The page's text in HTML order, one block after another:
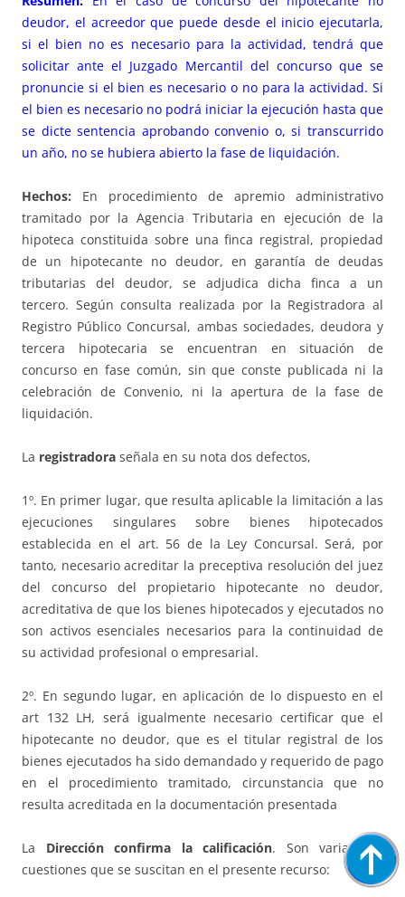
deudor, el acreedor que puede desde el inicio ejecutarla,
si el bien no es necesario para la actividad, tendrá que
solicitar ante el Juzgado Mercantil del concurso que se
pronuncie si el bien es necesario o no para la actividad. Si
el bien es necesario no podrá iniciar la ejecución hasta que
se dicte sentencia aprobando convenio o, si transcurrido
un año, no se hubiera abierto la fase de liquidación.
Hechos: En procedimiento de apremio administrativo
tramitado por la Agencia Tributaria en ejecución de la
hipoteca constituida sobre una finca registral, propiedad
de un hipotecante no deudor, en garantía de deudas
tributarias del deudor, se adjudica dicha finca a un
tercero. Según consulta realizada por la Registradora al
Registro Público Concursal, ambas sociedades, deudora y
tercera hipotecaria se encuentran en situación de
concurso en fase común, sin que conste publicada ni la
celebración de Convenio, ni la apertura de la fase de
liquidación.
La registradora señala en su nota dos defectos,
1º. En primer lugar, que resulta aplicable la limitación a las
ejecuciones singulares sobre bienes hipotecados
establecida en el art. 56 de la Ley Concursal. Será, por
tanto, necesario acreditar la preceptiva resolución del juez
del concurso del propietario hipotecante no deudor,
acreditativa de que los bienes hipotecados y ejecutados no
son activos esenciales necesarios para la continuidad de
su actividad profesional o empresarial.
2º. En segundo lugar, en aplicación de lo dispuesto en el
art 132 LH, será igualmente necesario certificar que el
hipotecante no deudor, que es el titular registral de los
bienes ejecutados ha sido demandado y requerido de pago
en el procedimiento tramitado, circunstancia que no
resulta acreditada en la documentación presentada
La Dirección confirma la calificación. Son varias las
cuestiones que se suscitan en el presente recurso: